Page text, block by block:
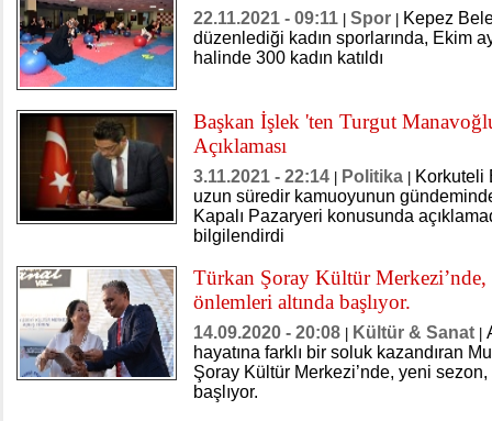
22.11.2021 - 09:11 Spor
Kepez
düzenlediği kadın sporlarında, Ekim
halinde 300 kadın katıldı
Başkan İşlek 'ten Turgut
Açıklaması
3.11.2021 - 22:14 Politika
Korkuteli
uzun süredir kamuoyunun
Kapalı Pazaryeri konusunda
bilgilendirdi
Türkan Şoray Kültür
önlemleri altında başlıyor.
14.09.2020 - 20:08 Kültür & Sanat
hayatına farklı bir soluk kazandıran
Şoray Kültür Merkezi’nde, yeni
başlıyor.